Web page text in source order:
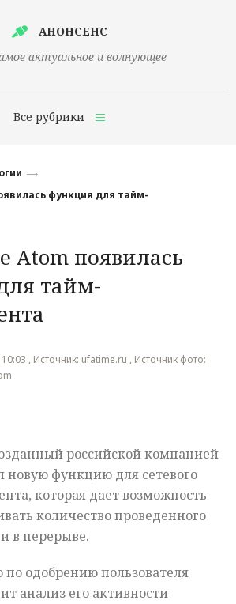
АНОНСЕНС
актуальное и волнующее
Все рубрики
функция для тайм-
Atom появилась
тайм-
10:03 , Источник: ufatime.ru , Источник фото:
российской компанией
новую функцию для сетевого
которая дает возможность
количество проведенного
в перерыве.
по одобрению пользователя
анализ его активности